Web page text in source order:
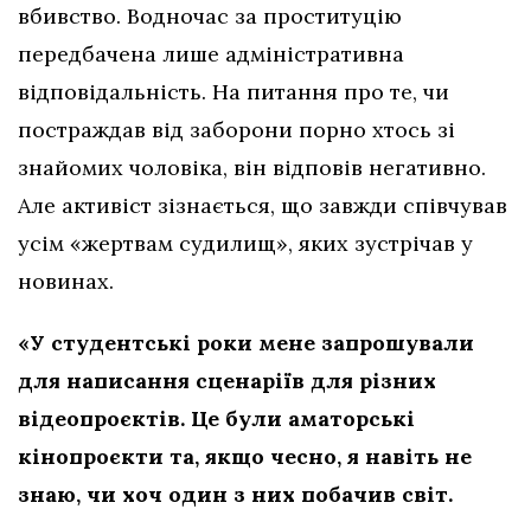
вбивство. Водночас за проституцію
передбачена лише адміністративна
відповідальність. На питання про те, чи
постраждав від заборони порно хтось зі
знайомих чоловіка, він відповів негативно.
Але активіст зізнається, що завжди співчував
усім «жертвам судилищ», яких зустрічав у
новинах.
«У студентські роки мене запрошували
для написання сценаріїв для різних
відеопроєктів. Це були аматорські
кінопроєкти та, якщо чесно, я навіть не
знаю, чи хоч один з них побачив світ.